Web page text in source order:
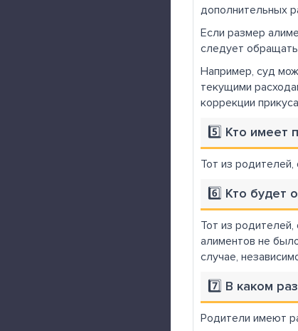
дополнительных
Если размер
следует
Например, суд
текущими
коррекции
5️⃣ Кто имеет
Тот из
6️⃣ Кто будет
Тот из
алиментов не
случае,
7️⃣ В каком
Родители имеют